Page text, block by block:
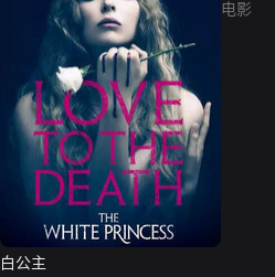
白公主
电影